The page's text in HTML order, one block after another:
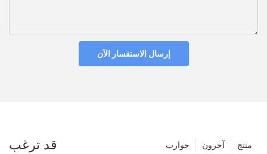
إرسال الاستفسار الآن
قد ترغب منتج آحرون جوارب